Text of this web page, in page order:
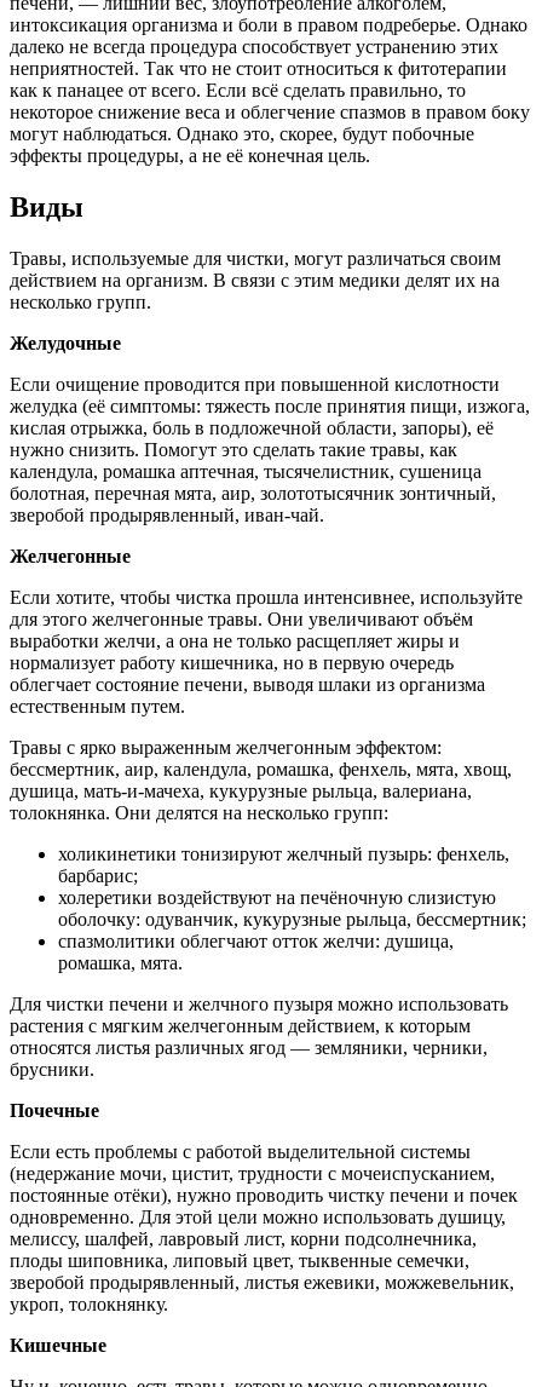
интоксикация организма и боли в правом подреберье. Однако
далеко не всегда процедура способствует устранению этих
неприятностей. Так что не стоит относиться к фитотерапии
как к панацее от всего. Если всё сделать правильно, то
некоторое снижение веса и облегчение спазмов в правом боку
могут наблюдаться. Однако это, скорее, будут побочные
эффекты процедуры, а не её конечная цель.
Виды
Травы, используемые для чистки, могут различаться своим
действием на организм. В связи с этим медики делят их на
несколько групп.
Желудочные
Если очищение проводится при повышенной кислотности
желудка (её симптомы: тяжесть после принятия пищи, изжога,
кислая отрыжка, боль в подложечной области, запоры), её
нужно снизить. Помогут это сделать такие травы, как
календула, ромашка аптечная, тысячелистник, сушеница
болотная, перечная мята, аир, золототысячник зонтичный,
зверобой продырявленный, иван-чай.
Желчегонные
Если хотите, чтобы чистка прошла интенсивнее, используйте
для этого желчегонные травы. Они увеличивают объём
выработки желчи, а она не только расщепляет жиры и
нормализует работу кишечника, но в первую очередь
облегчает состояние печени, выводя шлаки из организма
естественным путем.
Травы с ярко выраженным желчегонным эффектом:
бессмертник, аир, календула, ромашка, фенхель, мята, хвощ,
душица, мать-и-мачеха, кукурузные рыльца, валериана,
толокнянка. Они делятся на несколько групп:
холикинетики тонизируют желчный пузырь: фенхель,
барбарис;
холеретики воздействуют на печёночную слизистую
оболочку: одуванчик, кукурузные рыльца, бессмертник;
спазмолитики облегчают отток желчи: душица,
ромашка, мята.
Для чистки печени и желчного пузыря можно использовать
растения с мягким желчегонным действием, к которым
относятся листья различных ягод — земляники, черники,
брусники.
Почечные
Если есть проблемы с работой выделительной системы
(недержание мочи, цистит, трудности с мочеиспусканием,
постоянные отёки), нужно проводить чистку печени и почек
одновременно. Для этой цели можно использовать душицу,
мелиссу, шалфей, лавровый лист, корни подсолнечника,
плоды шиповника, липовый цвет, тыквенные семечки,
зверобой продырявленный, листья ежевики, можжевельник,
укроп, толокнянку.
Кишечные